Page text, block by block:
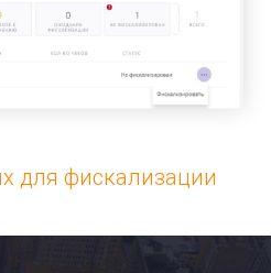
для фискализации